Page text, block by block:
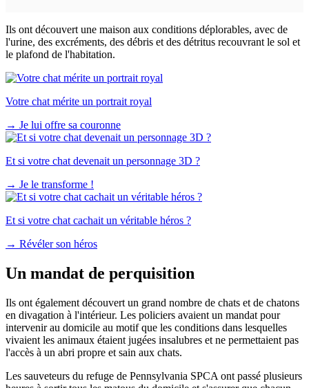
Ils ont découvert une maison aux conditions déplorables, avec de
l'urine, des excréments, des débris et des détritus recouvrant le sol et
le plafond de l'habitation.
Votre chat mérite un portrait royal
→ Je lui offre sa couronne
Et si votre chat devenait un personnage 3D ?
→ Je le transforme !
Et si votre chat cachait un véritable héros ?
→ Révéler son héros
Un mandat de perquisition
Ils ont également découvert un grand nombre de chats et de chatons
en divagation à l'intérieur. Les policiers avaient un mandat pour
intervenir au domicile au motif que les conditions dans lesquelles
vivaient les animaux étaient jugées insalubres et ne permettaient pas
l'accès à un abri propre et sain aux chats.
Les sauveteurs du refuge de Pennsylvania SPCA ont passé plusieurs